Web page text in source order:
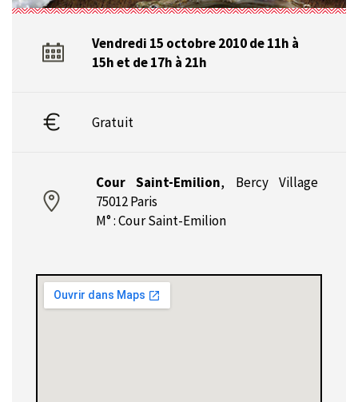
Vendredi 15 octobre 2010 de 11h à
15h et de 17h à 21h
Gratuit
Cour Saint-Emilion, Bercy Village
75012 Paris
M° : Cour Saint-Emilion